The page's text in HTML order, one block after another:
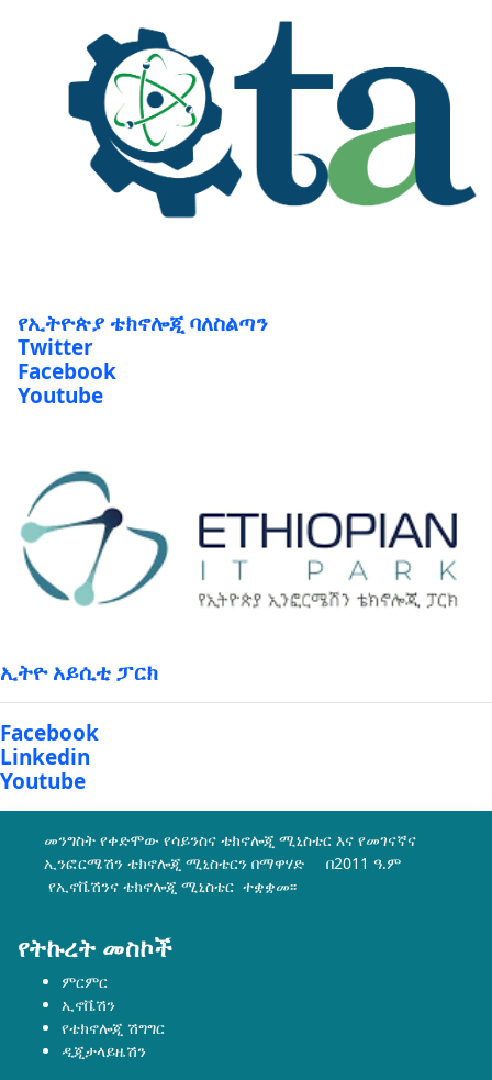
የኢትዮጵያ ቴክኖሎጂ ባለስልጣን
Twitter
Facebook
Youtube
ኢትዮ አይሲቲ ፓርክ
Facebook
Linkedin
Youtube
መንግስት የቀድሞው የሳይንስና ቴክኖሎጂ ሚኒስቴር እና የመገናኛና
ኢንፎርሜሽን ቴክኖሎጂ ሚኒስቴርን በማዋሃድ በ2011 ዓ.ም
የኢኖቬሽንና ቴክኖሎጂ ሚኒስቴር ተቋቋመ፡፡
የትኩረት መስኮች
ምርምር
ኢኖቬሽን
የቴክኖሎጂ ሽግግር
ዲጂታላይዜሽን